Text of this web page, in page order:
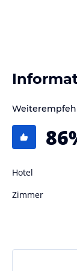
86
Hotel
Zimmer